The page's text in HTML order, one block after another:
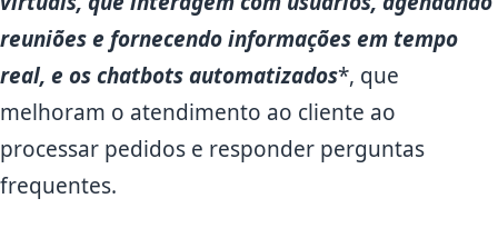
reuniões e fornecendo informações em tempo
real, e oschatbots automatizados*, que
melhoram o atendimento ao cliente ao
processar pedidos e responder perguntas
frequentes.